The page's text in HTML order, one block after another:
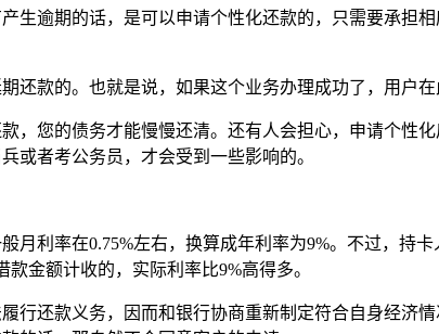
生逾期的话，是可以申请个性化还款的，只需要承担
还款的。也就是说，如果这个业务办理成功了，用户
，您的债务才能慢慢还清。还有人会担心，申请个性
或者考公务员，才会受到一些影响的。
月利率在0.75%左右，换算成年利率为9%。不过，持
金额计收的，实际利率比9%高得多。
行还款义务，因而和银行协商重新制定符合自身经济